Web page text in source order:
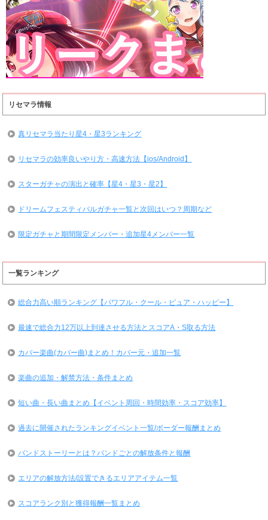
リセマラ情報
真リセマラ当たり星4・星3ランキング
リセマラの効率良いやり方・高速方法【ios/Android】
スターガチャの演出と確率【星4・星3・星2】
ドリームフェスティバルガチャ一覧と次回はいつ？周期など
限定ガチャと期間限定メンバー・追加星4メンバー一覧
一覧ランキング
総合力高い順ランキング【パワフル・クール・ピュア・ハッピー】
最速で総合力12万以上到達させる方法とスコアA・S取る方法
カバー楽曲(カバー曲)まとめ！カバー元・追加一覧
楽曲の追加・解禁方法・条件まとめ
短い曲・長い曲まとめ【イベント周回・時間効率・スコア効率】
過去に開催されたランキングイベント一覧/ボーダー報酬まとめ
バンドストーリーとは？バンドごとの解放条件と報酬
エリアの解放方法/設置できるエリアアイテム一覧
スコアランク別と獲得報酬一覧まとめ